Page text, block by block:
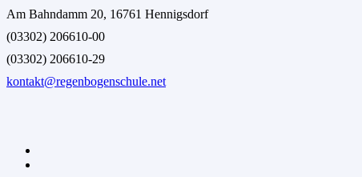
Am Bahndamm 20, 16761 Hennigsdorf
(03302) 206610-00
(03302) 206610-29
kontakt@regenbogenschule.net